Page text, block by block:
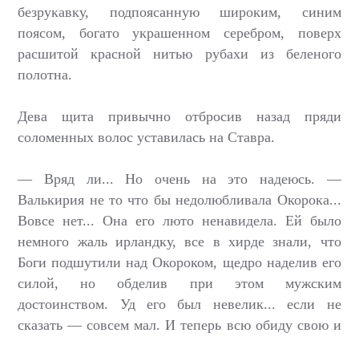
безрукавку, подпоясанную широким, синим
поясом, богато украшенном серебром, поверх
расшитой красной нитью рубахи из беленого
полотна.
Дева щита привычно отбросив назад пряди
соломенных волос уставилась на Ставра.
— Вряд ли... Но очень на это надеюсь. —
Валькирия не то что бы недолюбливала Окорока...
Вовсе нет... Она его люто ненавидела. Ей было
немного жаль ирландку, все в хирде знали, что
Боги подшутили над Окороком, щедро наделив его
силой, но обделив при этом мужским
достоинством. Уд его был невелик... если не
сказать — совсем мал. И теперь всю обиду свою и